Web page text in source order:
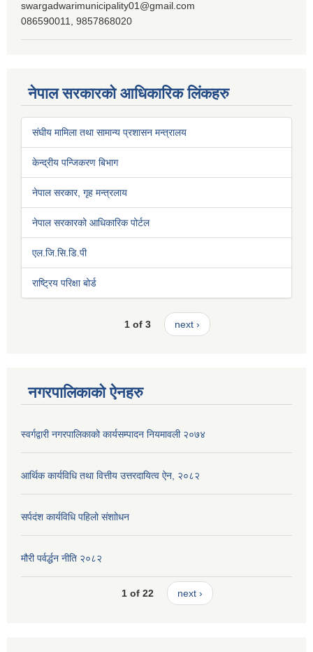
swargadwarimunicipality01@gmail.com
086590011, 9857868020
नेपाल सरकारको आधिकारिक लिंकहरु
संघीय मामिला तथा सामान्य प्रशासन मन्त्रालय
केन्द्रीय पन्जिकरण बिभाग
नेपाल सरकार, गृह मन्त्रलाय
नेपाल सरकारको आधिकारिक पोर्टल
एल.जि.सि.डि.पी
राष्ट्रिय परिक्षा बोर्ड
1 of 3 next ›
नगरपालिकाको ऐनहरु
स्वर्गद्वारी नगरपालिकाको कार्यसम्पादन नियमावली २०७४
आर्थिक कार्यविधि तथा वित्तीय उत्तरदायित्व ऐन, २०८२
सर्पदंश कार्यविधि पहिलो संशाोधन
मौरी पर्वर्द्धन नीति २०८२
1 of 22 next ›